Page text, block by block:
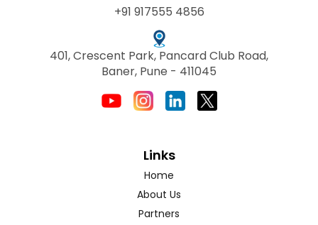
+91 917555 4856
401, Crescent Park, Pancard Club Road,
Baner, Pune - 411045
Links
Home
About Us
Partners